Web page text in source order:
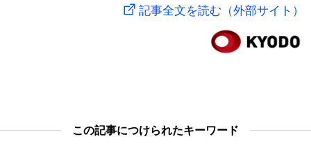
記事全文を読む（外部サイト）
この記事につけられたキーワード